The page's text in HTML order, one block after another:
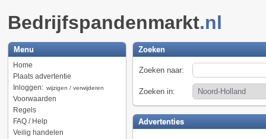
Bedrijfspandenmarkt.nl
Menu
Home
Plaats advertentie
Inloggen: wijzigen / verwijderen
Voorwaarden
Regels
FAQ / Help
Veilig handelen
Zoeken
Zoeken naar:
Zoeken in:
Advertenties